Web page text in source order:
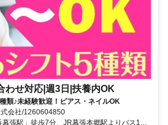
わせ対応|週3日|扶養内OK
類♪未経験歓迎！ピアス・ネイルOK
会社/1260604850
張駅」徒歩7分、JR幕張本郷駅よりバス10